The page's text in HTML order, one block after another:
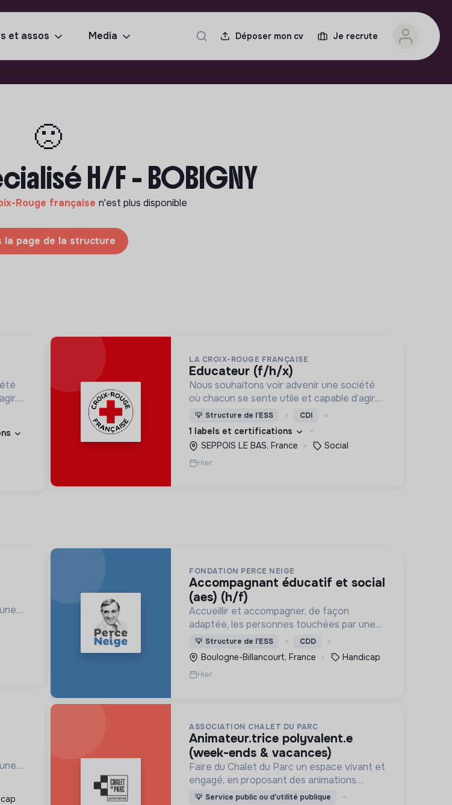
et assos Media Déposer mon cv Je recrute
🙁
H/F - BOBIGNY
Rouge française n'est plus disponible
la page de la structure
et
LA CROIX-ROUGE FRANÇAISE
educateur (f/h/x)
Nous souhaitons voir advenir une société
où chacun se sente utile et capable d’agir.
Pour cela, nous proposons des moyens et
des lieux d’engagement innovants et
adaptés à tous.
💡 Structure de l’ESS CDI
1 labels et certifications
SEPPOIS LE BAS, France
Social
Hier
FONDATION PERCE NEIGE
accompagnant éducatif et social
(aes) (h/f)
Accueillir et accompagner, de façon
adaptée, les personnes touchées par une
déficience mentale, un handicap physique
ou psychique
💡 Structure de l’ESS CDD
Boulogne-Billancourt, France Handicap
Hier
ASSOCIATION CHALET DU PARC
animateur.trice polyvalent.e
(week-ends & vacances)
Faire du Chalet du Parc un espace vivant et
engagé, en proposant des animations
culturelles et pédagogiques (ateliers, expos,
💡 Service public ou d’utilité publique